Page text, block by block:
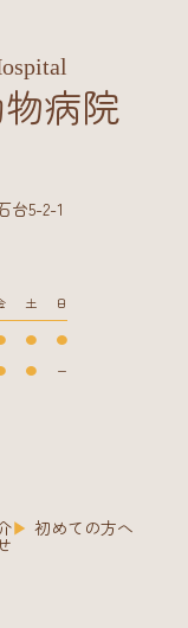
病院
台5-2-1
土 日
●
●
● ー
初めての方へ